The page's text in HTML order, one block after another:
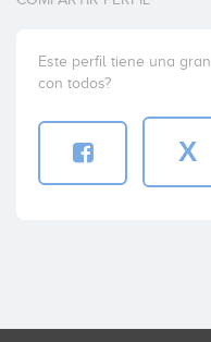
Este perfil tiene una
con todos?
X